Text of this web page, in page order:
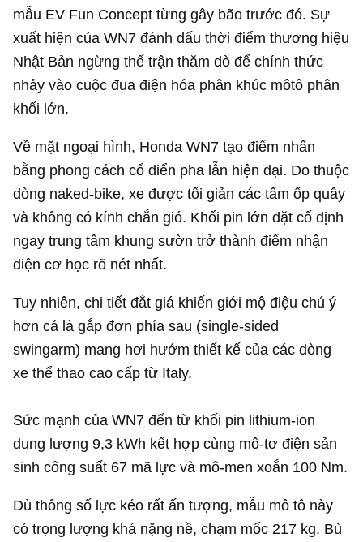
mẫu EV Fun Concept từng gây bão trước đó. Sự
xuất hiện của WN7 đánh dấu thời điểm thương hiệu
Nhật Bản ngừng thế trận thăm dò để chính thức
nhảy vào cuộc đua điện hóa phân khúc môtô phân
khối lớn.
Về mặt ngoại hình, Honda WN7 tạo điểm nhấn
bằng phong cách cổ điển pha lẫn hiện đại. Do thuộc
dòng naked-bike, xe được tối giản các tấm ốp quây
và không có kính chắn gió. Khối pin lớn đặt cố định
ngay trung tâm khung sườn trở thành điểm nhận
diện cơ học rõ nét nhất.
Tuy nhiên, chi tiết đắt giá khiến giới mộ điệu chú ý
hơn cả là gắp đơn phía sau (single-sided
swingarm) mang hơi hướm thiết kế của các dòng
xe thể thao cao cấp từ Italy.
Sức mạnh của WN7 đến từ khối pin lithium-ion
dung lượng 9,3 kWh kết hợp cùng mô-tơ điện sản
sinh công suất 67 mã lực và mô-men xoắn 100 Nm.
Dù thông số lực kéo rất ấn tượng, mẫu mô tô này
có trọng lượng khá nặng nề, chạm mốc 217 kg. Bù